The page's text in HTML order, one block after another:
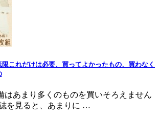
これだけは必要、買ってよかったもの、買わなく
はあまり多くのものを買いそろえません
を見ると、あまりに …